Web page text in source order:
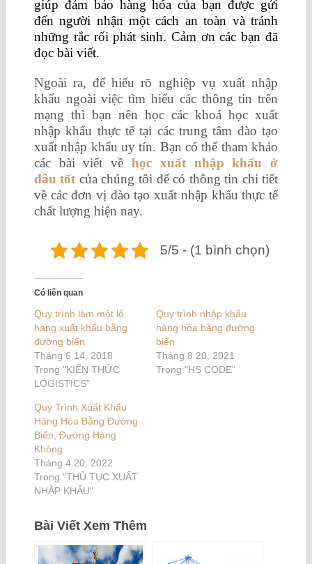
giúp đảm bảo hàng hóa của bạn được gửi
đến người nhận một cách an toàn và tránh
những rắc rối phát sinh. Cảm ơn các bạn đã
đọc bài viết.
Ngoài ra, để hiểu rõ nghiệp vụ xuất nhập
khẩu ngoài việc tìm hiểu các thông tin trên
mạng thì bạn nên học các khoá học xuất
nhập khẩu thực tế tại các trung tâm đào tạo
xuất nhập khẩu uy tín. Bạn có thể tham khảo
các bài viết về học xuất nhập khẩu ở
đâu tốt của chúng tôi để có thông tin chi tiết
về các đơn vị đào tạo xuất nhập khẩu thực tế
chất lượng hiện nay.
5/5 - (1 bình chọn)
Có liên quan
Quy trình làm một lô
hàng xuất khẩu bằng
đường biển
Tháng 6 14, 2018
Trong "KIẾN THỨC
LOGISTICS"
Quy trình nhập khẩu
hàng hóa bằng đường
biển
Tháng 8 20, 2021
Trong "HS CODE"
Quy Trình Xuất Khẩu
Hàng Hóa Bằng Đường
Biển, Đường Hàng
Không
Tháng 4 20, 2022
Trong "THỦ TỤC XUẤT
NHẬP KHẨU"
Bài Viết Xem Thêm